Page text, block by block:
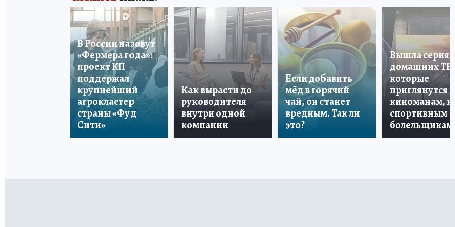
В России назовут
«Фермера года»:
проект КП
поддержал
крупнейший
агрокластер
страны «Фуд
Сити»
Как вырасти до
руководителя
внутри одной
компании
Если добавить
мёд в горячий
чай, он станет
вредным. Так ли
это?
Вышла серия
домашних ТВ,
которые
приглянутся и
киноманам, и
спортивным
болельщикам